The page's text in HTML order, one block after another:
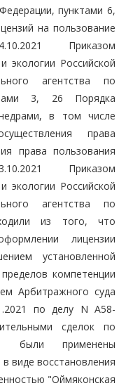
пунктами 6,
на пользование
Приказом
экологии Российской
агентства по
3, 26 Порядка
в том числе
права
права пользования
Приказом
экологии Российской
агентства по
из того, что
лицензии
установленной
компетенции
Арбитражного суда
по делу N А58-
сделок по
были применены
виде восстановления
"Оймяконская